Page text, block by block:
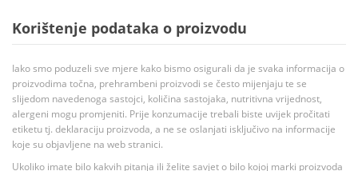
Korištenje podataka o proizvodu
Iako smo poduzeli sve mjere kako bismo osigurali da je svaka informacija o
proizvodima točna, prehrambeni proizvodi se često mijenjaju te se
slijedom navedenoga sastojci, količina sastojaka, nutritivna vrijednost,
alergeni mogu promjeniti. Prije konzumacije trebali biste uvijek pročitati
etiketu tj. deklaraciju proizvoda, a ne se oslanjati isključivo na informacije
koje su objavljene na web stranici.
Ukoliko imate bilo kakvih pitanja ili želite savjet o bilo kojoj marki proizvoda